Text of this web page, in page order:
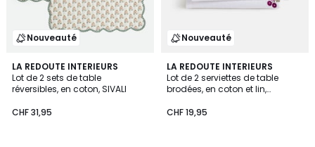
Nouveauté
LA REDOUTE INTERIEURS
Lot de 2 sets de table
réversibles, en coton, SIVALI
CHF 31,95
Nouveauté
LA REDOUTE INTERIEURS
Lot de 2 serviettes de table
brodées, en coton et lin,
CHF 19,95